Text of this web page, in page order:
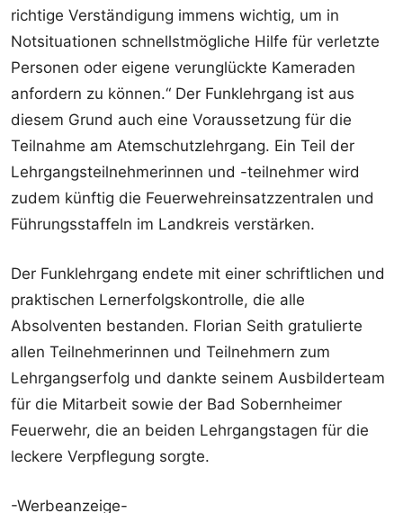
richtige Verständigung immens wichtig, um in
Notsituationen schnellstmögliche Hilfe für verletzte
Personen oder eigene verunglückte Kameraden
anfordern zu können.“ Der Funklehrgang ist aus
diesem Grund auch eine Voraussetzung für die
Teilnahme am Atemschutzlehrgang. Ein Teil der
Lehrgangsteilnehmerinnen und -teilnehmer wird
zudem künftig die Feuerwehreinsatzzentralen und
Führungsstaffeln im Landkreis verstärken.
Der Funklehrgang endete mit einer schriftlichen und
praktischen Lernerfolgskontrolle, die alle
Absolventen bestanden. Florian Seith gratulierte
allen Teilnehmerinnen und Teilnehmern zum
Lehrgangserfolg und dankte seinem Ausbilderteam
für die Mitarbeit sowie der Bad Sobernheimer
Feuerwehr, die an beiden Lehrgangstagen für die
leckere Verpflegung sorgte.
-Werbeanzeige-